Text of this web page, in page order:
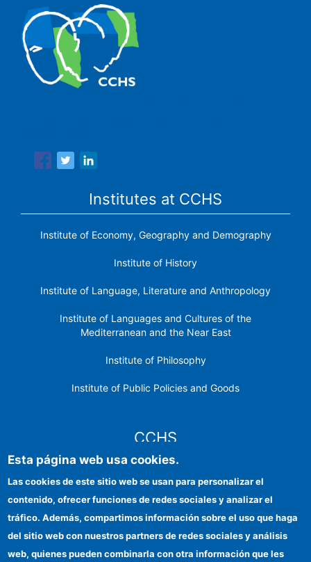
Institutes at CCHS
Institute of Economy, Geography and Demography
Institute of History
Institute of Language, Literature and Anthropology
Institute of Languages ​​and Cultures of the
Mediterranean and the Near East
Institute of Philosophy
Institute of Public Policies and Goods
CCHS
Institutional identity
FEDER funds
Esta página web usa cookies.
Las cookies de este sitio web se usan para personalizar el
contenido, ofrecer funciones de redes sociales y analizar el
tráfico. Además, compartimos información sobre el uso que haga
del sitio web con nuestros partners de redes sociales y análisis
web, quienes pueden combinarla con otra información que les